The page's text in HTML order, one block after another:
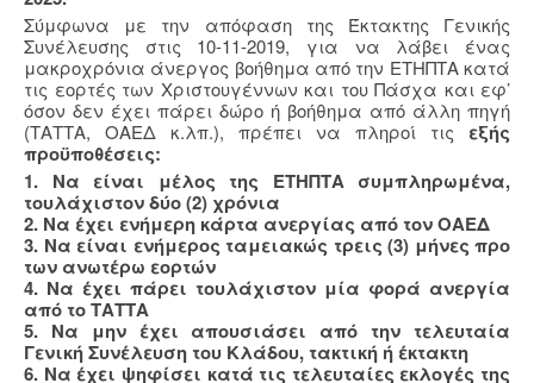
Σύμφωνα με την απόφαση της Έκτακτης Γενικής
Συνέλευσης στις 10-11-2019, για να λάβει ένας
μακροχρόνια άνεργος βοήθημα από την ΕΤΗΠΤΑ κατά
τις εορτές των Χριστουγέννων και του Πάσχα και εφ’
όσον δεν έχει πάρει δώρο ή βοήθημα από άλλη πηγή
(ΤΑΤΤΑ, ΟΑΕΔ κ.λπ.), πρέπει να πληροί τις εξής
προϋποθέσεις:
1. Να είναι μέλος της ΕΤΗΠΤΑ συμπληρωμένα,
τουλάχιστον δύο (2) χρόνια
2. Να έχει ενήμερη κάρτα ανεργίας από τον ΟΑΕΔ
3. Να είναι ενήμερος ταμειακώς τρεις (3) μήνες προ
των ανωτέρω εορτών
4. Να έχει πάρει τουλάχιστον μία φορά ανεργία
από το ΤΑΤΤΑ
5. Να μην έχει απουσιάσει από την τελευταία
Γενική Συνέλευση του Κλάδου, τακτική ή έκτακτη
6. Να έχει ψηφίσει κατά τις τελευταίες εκλογές της